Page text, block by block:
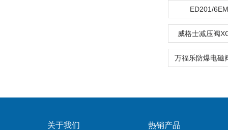
ED201/
威格士减压阀
关于我们 热销产品